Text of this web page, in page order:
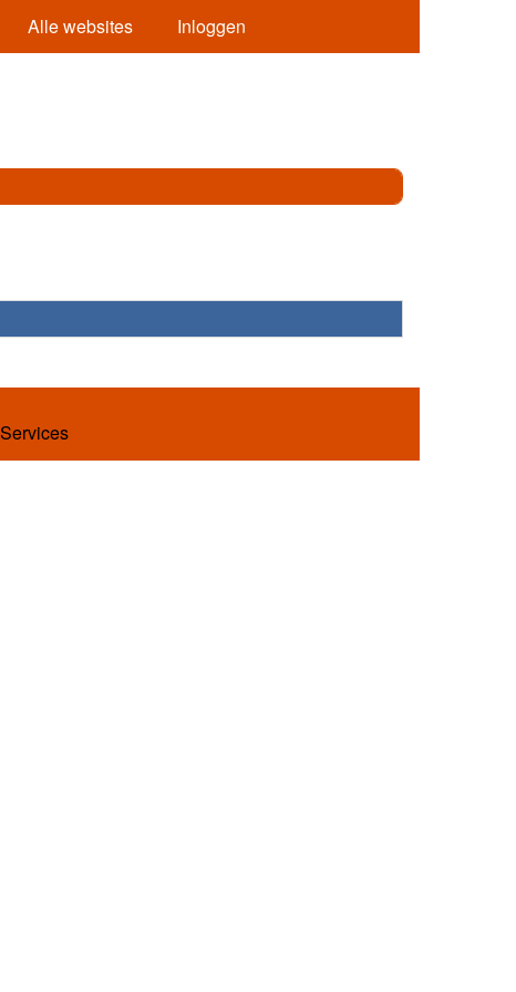
Alle websites Inloggen